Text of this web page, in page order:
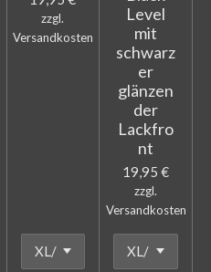
zzgl.
Versandkosten
Level
mit
schwarz
er
glänzen
der
Lackfro
nt
19,95 €
zzgl.
Versandkosten